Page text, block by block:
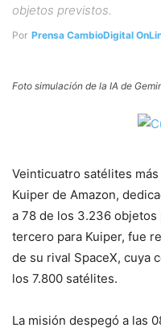
objetos previstos.
Por Prensa CambioDigital
Foto simulación de la IA de
Veinticuatro satélites
Kuiper de Amazon,
a 78 de los 3.236 objetos
tercero para Kuiper, fue
de su rival SpaceX, cuya
los 7.800 satélites.
La misión despegó a las